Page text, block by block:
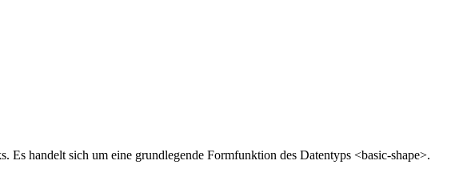
Es handelt sich um eine grundlegende Formfunktion des Datentyps <basic-shape>.